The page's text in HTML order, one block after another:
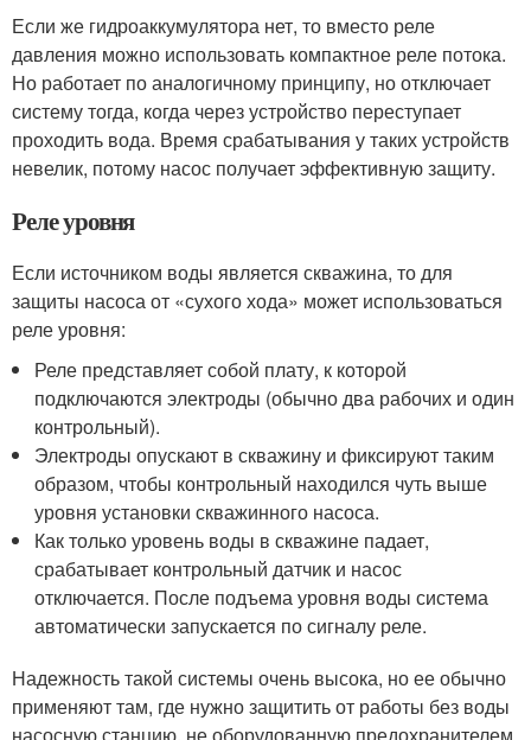
Если же гидроаккумулятора нет, то вместо реле
давления можно использовать компактное реле потока.
Но работает по аналогичному принципу, но отключает
систему тогда, когда через устройство переступает
проходить вода. Время срабатывания у таких устройств
невелик, потому насос получает эффективную защиту.
Реле уровня
Если источником воды является скважина, то для
защиты насоса от «сухого хода» может использоваться
реле уровня:
Реле представляет собой плату, к которой
подключаются электроды (обычно два рабочих и один
контрольный).
Электроды опускают в скважину и фиксируют таким
образом, чтобы контрольный находился чуть выше
уровня установки скважинного насоса.
Как только уровень воды в скважине падает,
срабатывает контрольный датчик и насос
отключается. После подъема уровня воды система
автоматически запускается по сигналу реле.
Надежность такой системы очень высока, но ее обычно
применяют там, где нужно защитить от работы без воды
насосную станцию, не оборудованную предохранителем